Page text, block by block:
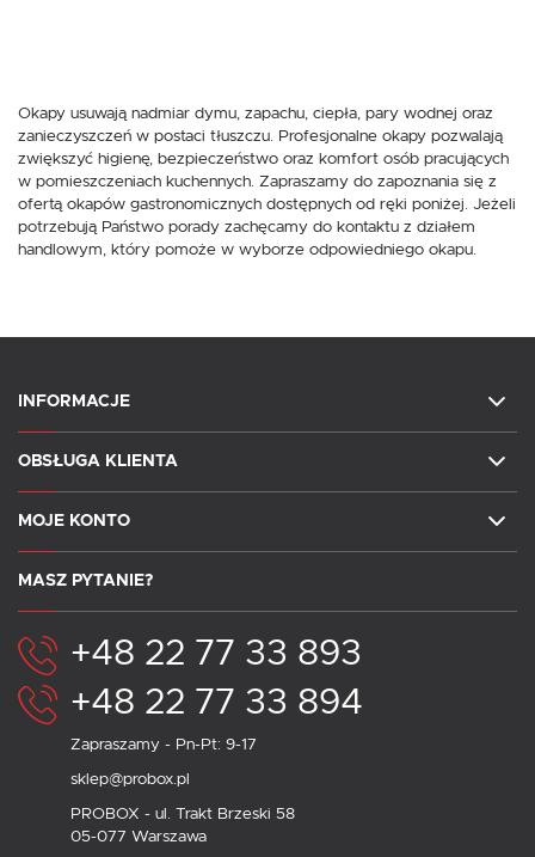
Okapy usuwają nadmiar dymu, zapachu, ciepła, pary wodnej oraz
zanieczyszczeń w postaci tłuszczu. Profesjonalne okapy pozwalają
zwiększyć higienę, bezpieczeństwo oraz komfort osób pracujących
w pomieszczeniach kuchennych. Zapraszamy do zapoznania się z
ofertą okapów gastronomicznych dostępnych od ręki poniżej. Jeżeli
potrzebują Państwo porady zachęcamy do kontaktu z działem
handlowym, który pomoże w wyborze odpowiedniego okapu.
INFORMACJE
OBSŁUGA KLIENTA
MOJE KONTO
MASZ PYTANIE?
+48 22 77 33 893
+48 22 77 33 894
Zapraszamy - Pn-Pt: 9-17
sklep@probox.pl
PROBOX - ul. Trakt Brzeski 58
05-077 Warszawa